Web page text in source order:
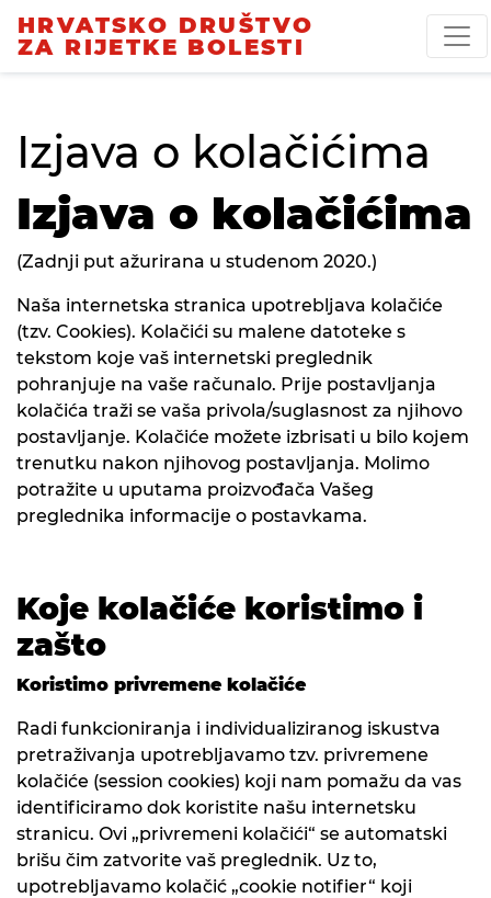
HRVATSKO DRUŠTVO
ZA RIJETKE BOLESTI
Izjava o kolačićima
Izjava o kolačićima
(Zadnji put ažurirana u studenom 2020.)
Naša internetska stranica upotrebljava kolačiće
(tzv. Cookies). Kolačići su malene datoteke s
tekstom koje vaš internetski preglednik
pohranjuje na vaše računalo. Prije postavljanja
kolačića traži se vaša privola/suglasnost za njihovo
postavljanje. Kolačiće možete izbrisati u bilo kojem
trenutku nakon njihovog postavljanja. Molimo
potražite u uputama proizvođača Vašeg
preglednika informacije o postavkama.
Koje kolačiće koristimo i
zašto
Koristimo privremene kolačiće
Radi funkcioniranja i individualiziranog iskustva
pretraživanja upotrebljavamo tzv. privremene
kolačiće (session cookies) koji nam pomažu da vas
identificiramo dok koristite našu internetsku
stranicu. Ovi „privremeni kolačići“ se automatski
brišu čim zatvorite vaš preglednik. Uz to,
upotrebljavamo kolačić „cookie notifier“ koji